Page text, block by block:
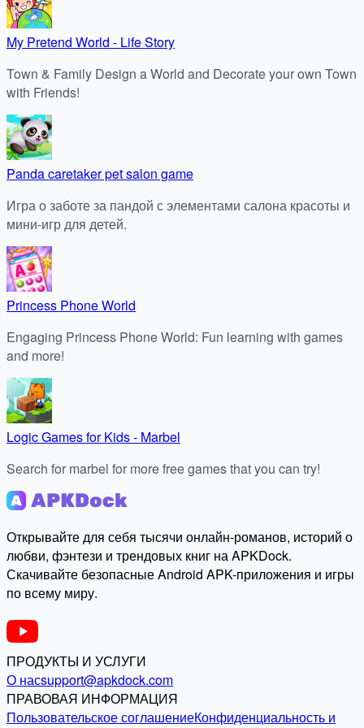
My Pretend World - Life Story
Town & Family Design a World and Decorate your own Town
with Friends!
Panda caretaker pet salon game
Игра о заботе за пандой с элементами салона красоты и
мини-игр для детей.
Princess Phone World
Engaging Princess Phone World: Fun learning with games
and more!
Logic Games for Kids - Marbel
Search for marbel for more free games that you can try!
Открывайте для себя тысячи онлайн-романов, историй о
любви, фэнтези и трендовых книг на APKDock.
Скачивайте безопасные Android APK-приложения и игры
по всему миру.
ПРОДУКТЫ И УСЛУГИ
О насsupport@apkdock.com
ПРАВОВАЯ ИНФОРМАЦИЯ
Пользовательское соглашениеКонфиденциальность и